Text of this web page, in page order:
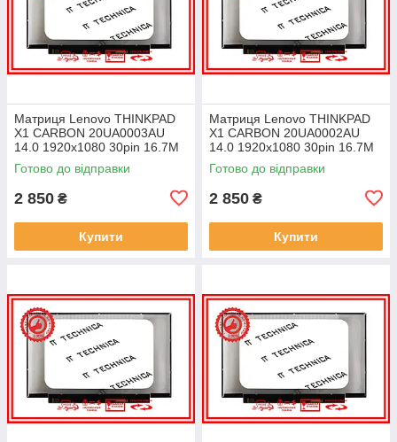
Матриця Lenovo THINKPAD
X1 CARBON 20UA0003AU
14.0 1920x1080 30pin 16.7M
45% NTSC 300 cd/m² для
ноутбука
Готово до відправки
2 850 ₴
Купити
Матриця Lenovo THINKPAD
X1 CARBON 20UA0002AU
14.0 1920x1080 30pin 16.7M
45% NTSC 300 cd/m² для
ноутбука
Готово до відправки
2 850 ₴
Купити